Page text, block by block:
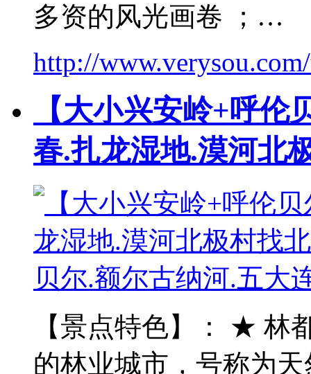
多资的风光画卷 ；…
http://
【大小兴安岭+呼
春.扎龙湿地.漠河北
【景点特色】： ★ 林
的林业城市，号称为